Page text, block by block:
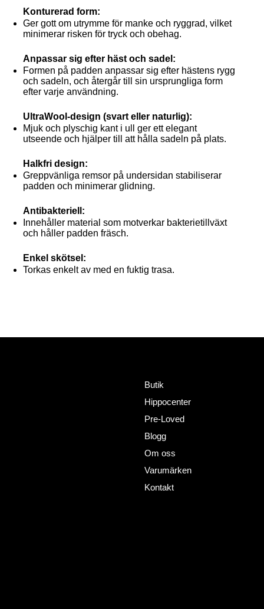
Konturerad form:
Ger gott om utrymme för manke och ryggrad, vilket
minimerar risken för tryck och obehag.
Anpassar sig efter häst och sadel:
Formen på padden anpassar sig efter hästens rygg
och sadeln, och återgår till sin ursprungliga form
efter varje användning.
UltraWool-design (svart eller naturlig):
Mjuk och plyschig kant i ull ger ett elegant
utseende och hjälper till att hålla sadeln på plats.
Halkfri design:
Greppvänliga remsor på undersidan stabiliserar
padden och minimerar glidning.
Antibakteriell:
Innehåller material som motverkar bakterietillväxt
och håller padden fräsch.
Enkel skötsel:
Torkas enkelt av med en fuktig trasa.
Butik
Hippocenter
Pre-Loved
Blogg
Om oss
Varumärken
Kontakt